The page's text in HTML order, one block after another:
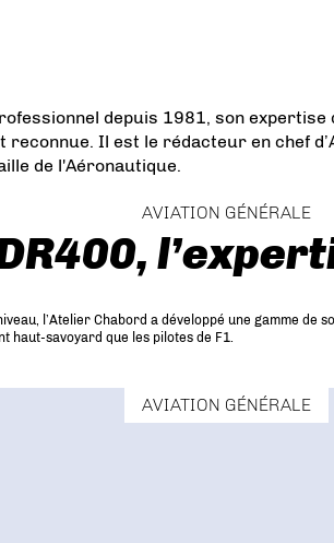
depuis 1981, son
Il est le rédacteur en chef
de l'Aéronautique.
AVIATION GÉNÉRALE
l’Atelier Chabord a développé une gamme
haut-savoyard que les pilotes de F1.
AVIATION GÉNÉRALE